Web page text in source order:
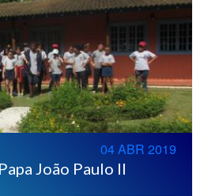
João Paulo II
04 ABR 2019